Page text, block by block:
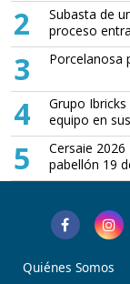
2
Subasta de
proceso
3 Porcelanosa
4
Grupo
equipo en
5
Cersaie
pabellón 19
Quiénes Somos